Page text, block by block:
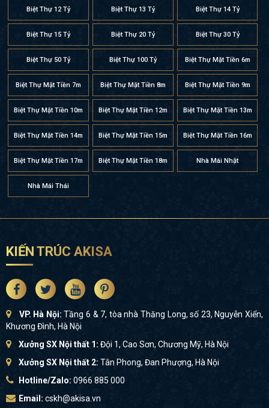
Biệt Thự 12 Tỷ Biệt Thự 13 Tỷ Biệt Thự 14 Tỷ
Biệt Thự 15 Tỷ Biệt Thự 20 Tỷ Biệt Thự 30 Tỷ
Biệt Thự 50 Tỷ Biệt Thự 100 Tỷ Biệt Thự Mặt Tiền 6m
Biệt Thự Mặt Tiền 7m Biệt Thự Mặt Tiền 8m Biệt Thự Mặt Tiền 9m
Biệt Thự Mặt Tiền 10m Biệt Thự Mặt Tiền 12m Biệt Thự Mặt Tiền 13m
Biệt Thự Mặt Tiền 14m Biệt Thự Mặt Tiền 15m Biệt Thự Mặt Tiền 16m
Biệt Thự Mặt Tiền 17m Biệt Thự Mặt Tiền 18m Nhà Mái Nhật
Nhà Mái Thái
KIẾN TRÚC AKISA
VP. Hà Nội:Tầng 6 & 7, tòa nhà Thăng Long, số 23, Nguyễn Xiển,
Khương Đình, Hà Nội
Xưởng SX Nội thất 1: Đội 1, Cao Sơn, Chương Mỹ, Hà Nội
Xưởng SX Nội thất 2: Tân Phong, Đan Phượng, Hà Nội
Hotline/Zalo: 0966 885 000
Email: cskh@akisa.vn